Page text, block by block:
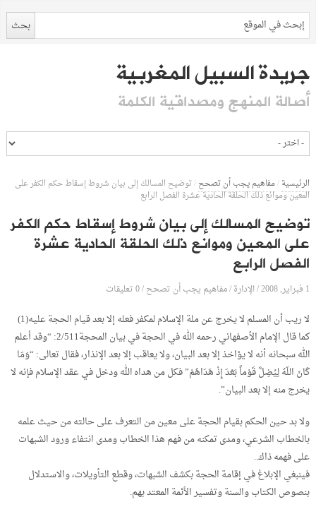
جريدة السبيل المغربية
أصالة المنهج ومصداقية الكلمة
الرئيسية/مفاهيم يجب أن تصحح/توضيح المسالك إلى بيان شروط إسقاط حكم الكفر على
المعين وموانع ذلك الحلقة الحادية عشرة الفصل الرابع
توضيح المسالك إلى بيان شروط إسقاط حكم الكفر
على المعين وموانع ذلك الحلقة الحادية عشرة
الفصل الرابع
1 فبراير, 2008 /الإدارة/مفاهيم يجب أن تصحح/0 تعليقات
لا ريب أن المسلم لا يخرج عن ملة الإسلام لمكفر فعله إلا بعد قيام الحجة عليه(1)
كما قال الإمام الأصفهاني رحمه الله في الحجة في بيان المحجة2/511: “وقد أعلم
الله سبحانه أنه لا يؤاخذ إلا بعد البيان، ولا يعاقب إلا بعد الإنذار، فقال تعالى: “وَمَا
كَانَ اللّهُ لِيُضِلَّ قَوْماً بَعْدَ إِذْ هَدَاهُمْ” فكل من هداه الله ودخل في عقد الإسلام فإنه لا
يخرج منه إلا بعد البيان”.
ولا بد حين الحكم بقيام الحجة على معين من التعرف على حالته من حيث علمه
بالخطاب الشرعي، ومدى تمكنه من فهم هذا الخطاب ومدى انتفاء ورود الشبهات
على فهمه ذاك..
فينبغي الإبلاغ في إقامة الحجة بكشف الشبهات، وقطع التأويلات، والاستدلال
بنصوص الكتاب والسنة وتفسير الأئمة المعتد بهم.